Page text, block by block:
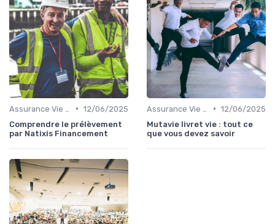
• 12/06/2025
Comprendre le prélèvement
par Natixis Financement
• 12/06/2025
Mutavie livret vie : tout ce
que vous devez savoir